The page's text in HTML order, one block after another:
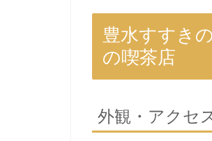
豊水すすき
の喫茶店
外観・アクセ